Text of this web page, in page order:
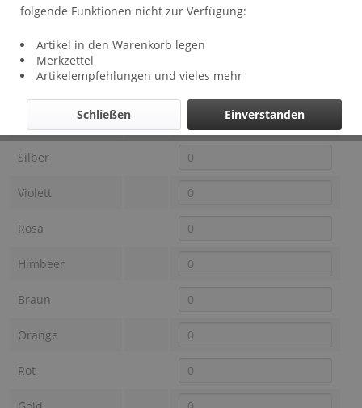
Farbe OTRACOSA
Silber
Violett
Rosa
Himbeer
Braun
Orange
Rot
folgende Funktionen nicht zur Verfügung:
Artikel in den Warenkorb legen
Merkzettel
Artikelempfehlungen und vieles mehr
Einverstanden
Schließen